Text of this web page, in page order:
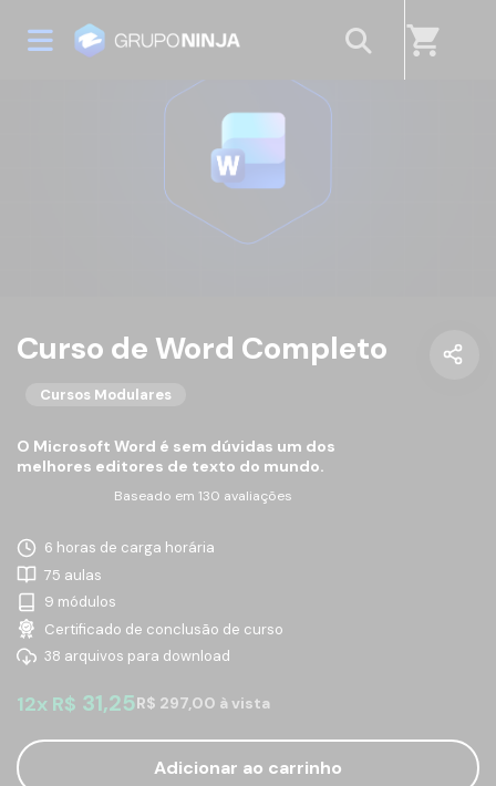
shopping_cart
Curso de Word Completo
O Microsoft Word é sem dúvidas um dos
melhores editores de texto do mundo.
Baseado em 130 avaliações
Cursos Modulares
6 horas de carga horária
75 aulas
9 módulos
Certificado de conclusão de curso
38 arquivos para download
12x R$ 31,25R$ 297,00 à vista
Adicionar ao carrinho